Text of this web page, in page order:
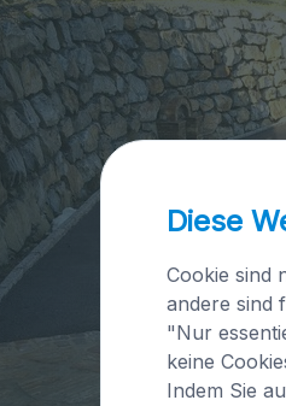
Diese
Cookie sind
andere sind
"Nur
keine
Indem Sie